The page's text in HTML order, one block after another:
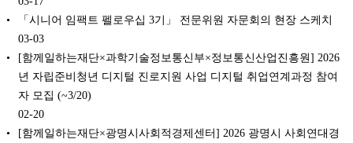
「시니어 임팩트 펠로우십 3기」 전문위원 자문회의 현장 스케치
03-03
[함께일하는재단×과학기술정보통신부×정보통신산업진흥원] 2026
년 자립준비청년 디지털 진로지원 사업 디지털 취업연계과정 참여
자 모집 (~3/20)
02-20
[함께일하는재단×광명시사회적경제센터] 2026 광명시 사회연대경